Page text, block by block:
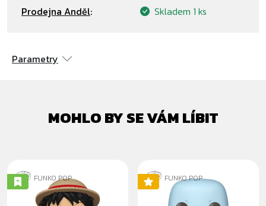
Prodejna Anděl: Skladem 1 ks
Parametry
MOHLO BY SE VÁM LÍBIT
FUNKO POP
MONKEY D. LUFFY
FUNKO POP
SQUIRTLE (SOFT